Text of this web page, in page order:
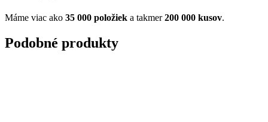
Máme viac ako 35 000 položiek a takmer200 000 kusov.
Podobné produkty